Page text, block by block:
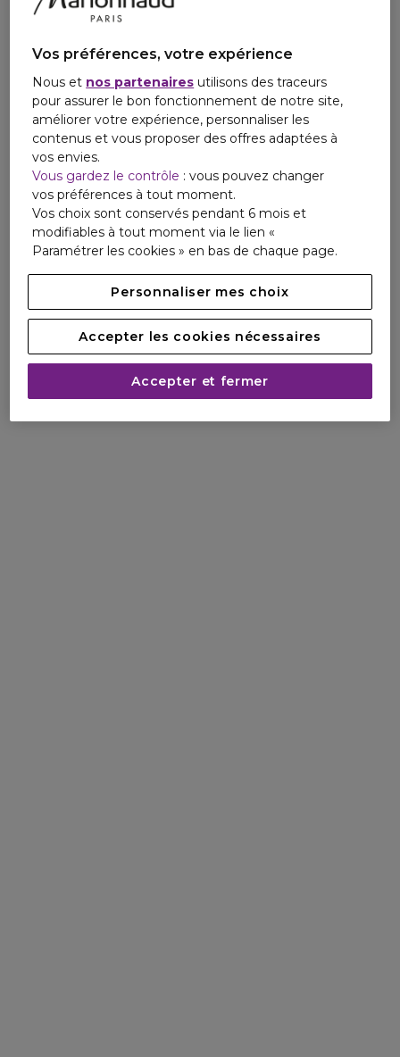
Vos préférences, votre expérience
Nous et nos partenaires utilisons des traceurs
pour assurer le bon fonctionnement de notre site,
améliorer votre expérience, personnaliser les
contenus et vous proposer des offres adaptées à
vos envies.
Vous gardez le contrôle : vous pouvez changer
vos préférences à tout moment.
Vos choix sont conservés pendant 6 mois et
modifiables à tout moment via le lien «
Paramétrer les cookies » en bas de chaque page.
Personnaliser mes choix
Accepter les cookies nécessaires
Accepter et fermer